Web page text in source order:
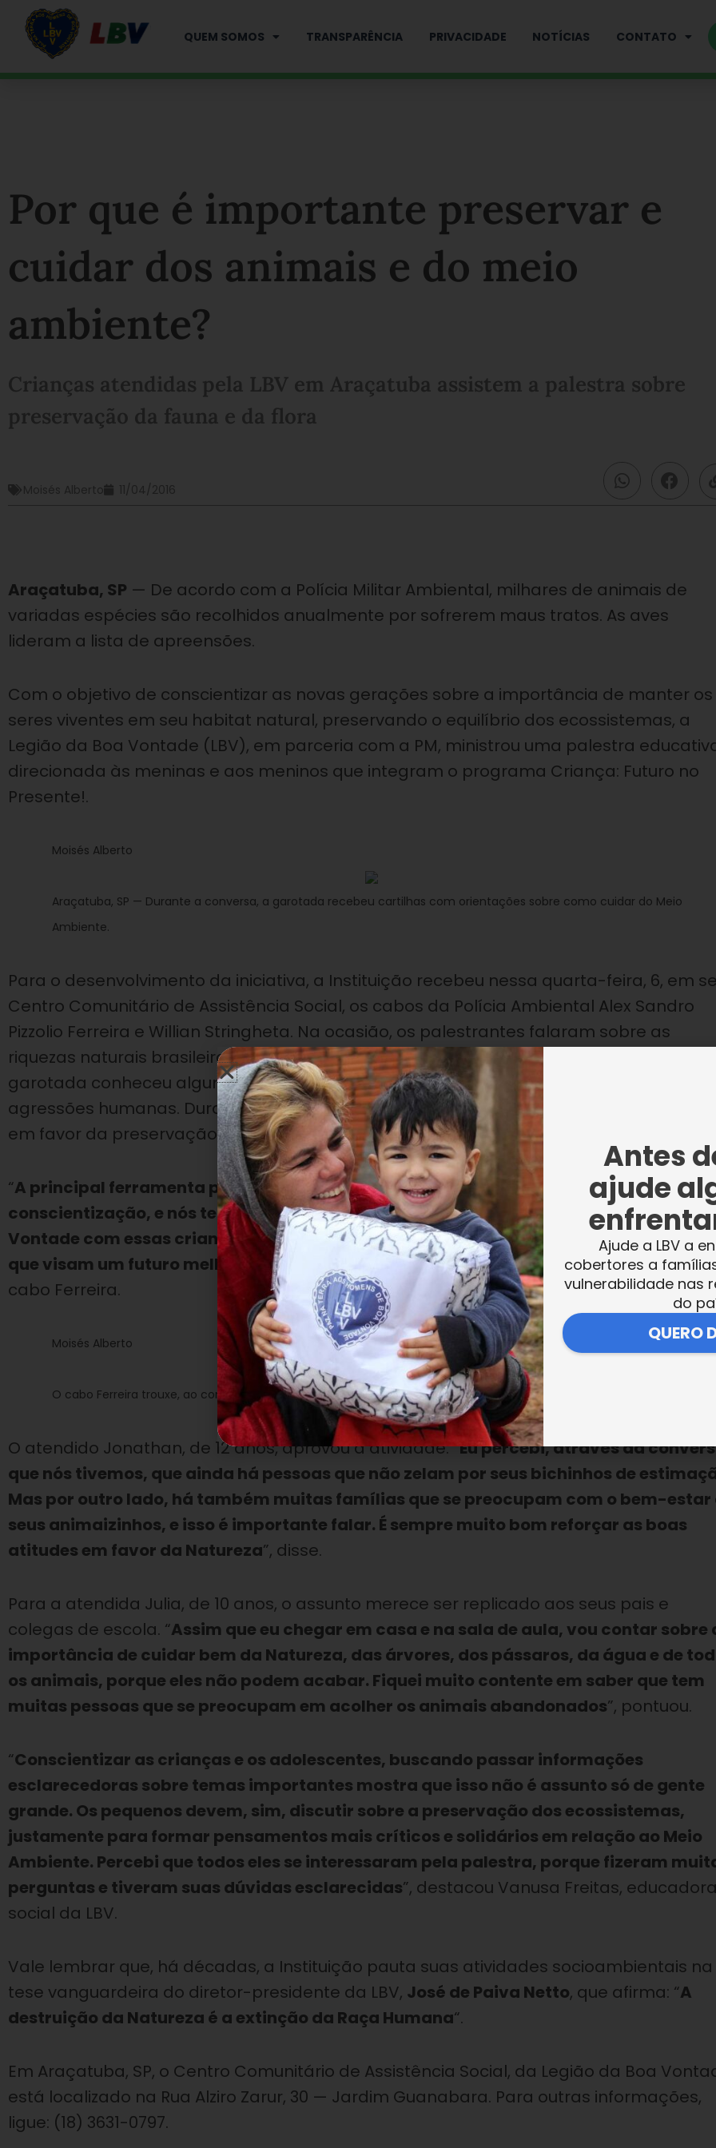
QUEM SOMOS TRANSPARÊNCIA PRIVACIDADE NOTÍCIAS CONTATO
Por que é importante preservar e
cuidar dos animais e do meio
ambiente?
Crianças atendidas pela LBV em Araçatuba assistem a palestra sobre
preservação da fauna e da flora
Moisés Alberto 11/04/2016
Araçatuba, SP — De acordo com a Polícia Militar Ambiental, milhares de animais de
variadas espécies são recolhidos anualmente por sofrerem maus tratos. As aves
lideram a lista de apreensões.
Com o objetivo de conscientizar as novas gerações sobre a importância de manter os
seres viventes em seu habitat natural, preservando o equilíbrio dos ecossistemas, a
Legião da Boa Vontade (LBV), em parceria com a PM, ministrou uma palestra
direcionada às meninas e aos meninos que integram o programa Criança: Futuro no
Presente!.
Moisés Alberto
Araçatuba, SP — Durante a conversa, a garotada recebeu cartilhas com orientações sobre como cuidar do Meio
Ambiente.
Para o desenvolvimento da iniciativa, a Instituição recebeu nessa quarta-feira, 6, em
Centro Comunitário de Assistência Social, os cabos da Polícia Ambiental Alex Sandro
Pizzolio Ferreira e Willian Stringheta. Na ocasião, os palestrantes falaram sobre as
riquezas naturais brasileiras, representadas por sua fauna e flora. Em seguida, a
garotada conheceu algumas das leis federais que protegem o Meio Ambiente das
agressões humanas. Durante o bate-papo, elas elencaram inúmeras atitudes
em favor da preservação da Natureza.
“A principal ferramenta para a boa formação do caráter de uma pessoa é a
conscientização, e nós temos comprovado a dedicação e o trabalho da Legião da
Vontade com essas crianças aqui atendidas, num esforço pela construção de
que visam um futuro melhor. Nossos parabéns pelas ações realizadas”, ressaltou o
cabo Ferreira.
Moisés Alberto
O cabo Ferreira trouxe, ao conhecimento dos pequenos, algumas das leis básicas de proteção ao Meio Ambiente.
O atendido Jonathan, de 12 anos, aprovou a atividade. “Eu percebi, através da
que nós tivemos, que ainda há pessoas que não zelam por seus bichinhos de
Mas por outro lado, há também muitas famílias que se preocupam com o bem-estar
seus animaizinhos, e isso é importante falar. É sempre muito bom reforçar as boas
atitudes em favor da Natureza”, disse.
Para a atendida Julia, de 10 anos, o assunto merece ser replicado aos seus pais e
colegas de escola. “Assim que eu chegar em casa e na sala de aula, vou contar sobre
importância de cuidar bem da Natureza, das árvores, dos pássaros, da água e de
os animais, porque eles não podem acabar. Fiquei muito contente em saber que tem
muitas pessoas que se preocupam em acolher os animais abandonados”, pontuou.
“Conscientizar as crianças e os adolescentes, buscando passar informações
esclarecedoras sobre temas importantes mostra que isso não é assunto só de gente
grande. Os pequenos devem, sim, discutir sobre a preservação dos ecossistemas,
justamente para formar pensamentos mais críticos e solidários em relação ao Meio
Ambiente. Percebi que todos eles se interessaram pela palestra, porque fizeram
perguntas e tiveram suas dúvidas esclarecidas”, destacou Vanusa Freitas,
social da LBV.
Vale lembrar que, há décadas, a Instituição pauta suas atividades socioambientais na
tese vanguardeira do diretor-presidente da LBV, José de Paiva Netto, que afirma: “A
destruição da Natureza é a extinção da Raça Humana“.
Em Araçatuba, SP, o Centro Comunitário de Assistência Social, da Legião da Boa
está localizado na Rua Alziro Zarur, 30 — Jardim Guanabara. Para outras informações,
ligue: (18) 3631-0797.
Antes
ajude
Ajude a LBV a
cobertores a
vulnerabilidade nas
do
QUERO